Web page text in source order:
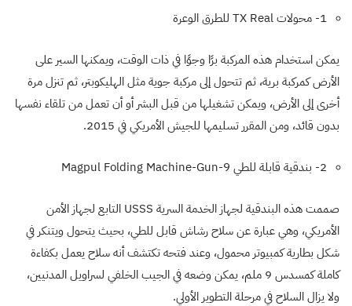
1- محولات TX Real للطرق الوعرة
يمكن استخدام هذه المركبة برًا وجوًا في ذات الوقت، ويمكنها السير على
الأرض كمركبة برية، ثم تتحول إلى مركبة جوية مثل الهليكوبتر، ثم تنزل مرة
أخرى إلى الأرض، ويمكن تشغيلها من قبل البشر أو أن تعمل من تلقاء نفسها
بدون قائد، ومن المقرر تسليمها للجيش الأمريكي في 2015.
2- بندقية قابلة للطي Magpul Folding Machine-Gun-9
صممت هذه البندقية لجهاز الخدمة السرية USSS التابع لجهاز الأمن
الأمريكي، وهي عبارة عن سلاح رشاش قابل للطي، بحيث يتحول ويتنكر في
شكل بطارية كمبيوتر محمول، وعند فتحه تكتشف أنه سلاح يعمل بكفاءة
كاملة كمسدس 9 ملم، يمكن وضعه في الجيب الخلفي لسراويل المدنيين،
ولا يزال السلاح في مرحلة التطوير الأولي.